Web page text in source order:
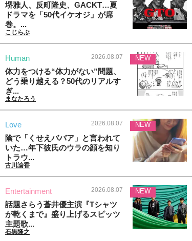
堺雅人、反町隆史、GACKT…夏
ドラマを「50代イケオジ」が席
巻。...
こじらぶ
Human 2026.08.07
体力をつける“体力がない”問題、
どう乗り越える？50代のリアルす
ぎ...
まなたろう
NEW
Love 2026.08.07
陰で「くせえババア」と言われて
いた…年下彼氏のウラの顔を知り
トラウ...
古川諭香
NEW
Entertainment 2026.08.07
話題さらう蒼井優主演『Tシャツ
が乾くまで』盛り上げるスピッツ
主題歌...
石黒隆之
NEW